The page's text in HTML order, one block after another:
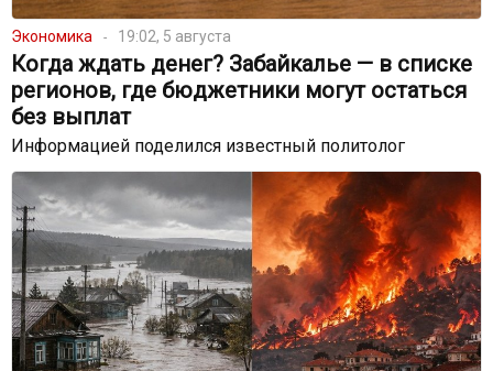
Экономика 19:02, 5 августа
Когда ждать денег? Забайкалье — в списке
регионов, где бюджетники могут остаться
без выплат
Информацией поделился известный политолог